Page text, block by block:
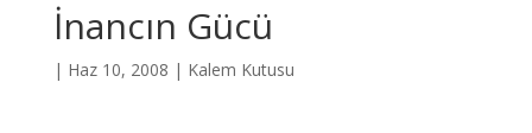
İnancın Gücü
| Haz 10, 2008 | Kalem Kutusu